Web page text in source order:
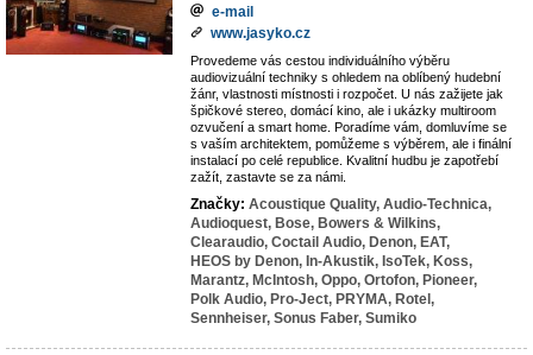
e-mail
www.jasyko.cz
Provedeme vás cestou individuálního výběru
audiovizuální techniky s ohledem na oblíbený hudební
žánr, vlastnosti místnosti i rozpočet. U nás zažijete jak
špičkové stereo, domácí kino, ale i ukázky multiroom
ozvučení a smart home. Poradíme vám, domluvíme se
s vaším architektem, pomůžeme s výběrem, ale i finální
instalací po celé republice. Kvalitní hudbu je zapotřebí
zažít, zastavte se za námi.
Značky: Acoustique Quality, Audio-Technica,
Audioquest, Bose, Bowers & Wilkins,
Clearaudio, Coctail Audio, Denon, EAT,
HEOS by Denon, In-Akustik, IsoTek, Koss,
Marantz, McIntosh, Oppo, Ortofon, Pioneer,
Polk Audio, Pro-Ject, PRYMA, Rotel,
Sennheiser, Sonus Faber, Sumiko